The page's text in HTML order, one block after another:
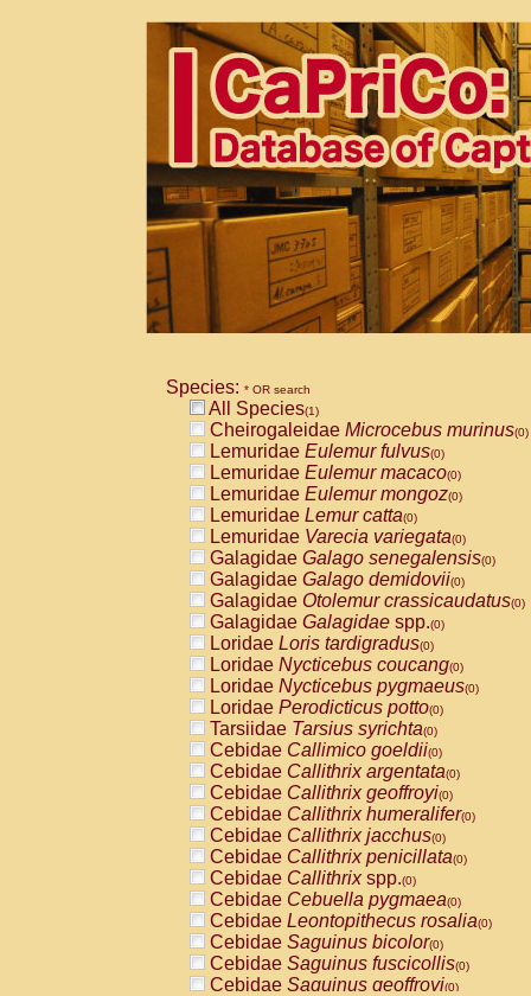
Species: * OR search
All Species(1)
Cheirogaleidae Microcebus murinus(0)
Lemuridae Eulemur fulvus(0)
Lemuridae Eulemur macaco(0)
Lemuridae Eulemur mongoz(0)
Lemuridae Lemur catta(0)
Lemuridae Varecia variegata(0)
Galagidae Galago senegalensis(0)
Galagidae Galago demidovii(0)
Galagidae Otolemur crassicaudatus(0)
Galagidae Galagidae spp.(0)
Loridae Loris tardigradus(0)
Loridae Nycticebus coucang(0)
Loridae Nycticebus pygmaeus(0)
Loridae Perodicticus potto(0)
Tarsiidae Tarsius syrichta(0)
Cebidae Callimico goeldii(0)
Cebidae Callithrix argentata(0)
Cebidae Callithrix geoffroyi(0)
Cebidae Callithrix humeralifer(0)
Cebidae Callithrix jacchus(0)
Cebidae Callithrix penicillata(0)
Cebidae Callithrixspp.(0)
Cebidae Cebuella pygmaea(0)
Cebidae Leontopithecus rosalia(0)
Cebidae Saguinus bicolor(0)
Cebidae Saguinus fuscicollis(0)
Cebidae Saguinus geoffroyi(0)